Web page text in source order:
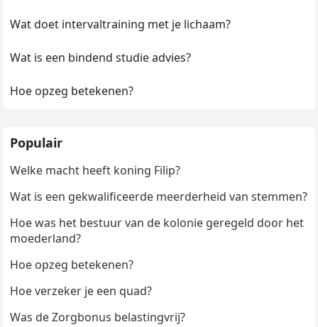
Wat doet intervaltraining met je lichaam?
Wat is een bindend studie advies?
Hoe opzeg betekenen?
Populair
Welke macht heeft koning Filip?
Wat is een gekwalificeerde meerderheid van stemmen?
Hoe was het bestuur van de kolonie geregeld door het
moederland?
Hoe opzeg betekenen?
Hoe verzeker je een quad?
Was de Zorgbonus belastingvrij?